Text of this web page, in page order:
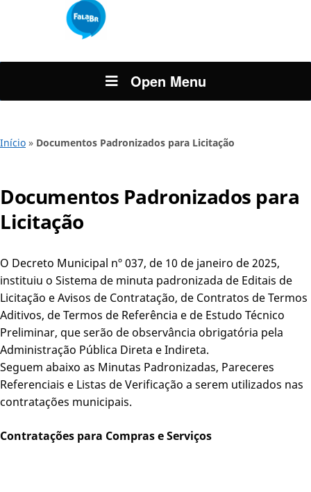
Open Menu
Início » Documentos Padronizados para Licitação
Documentos Padronizados para
Licitação
O Decreto Municipal nº 037, de 10 de janeiro de 2025,
instituiu o Sistema de minuta padronizada de Editais de
Licitação e Avisos de Contratação, de Contratos de Termos
Aditivos, de Termos de Referência e de Estudo Técnico
Preliminar, que serão de observância obrigatória pela
Administração Pública Direta e Indireta.
Seguem abaixo as Minutas Padronizadas, Pareceres
Referenciais e Listas de Verificação a serem utilizados nas
contratações municipais.
Contratações para Compras e Serviços